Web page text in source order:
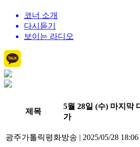
코너 소개
다시듣기
보이는 라디오
제목
5월 28일 (수) 마지막
가
광주가톨릭평화방송 | 2025/05/28 18:06